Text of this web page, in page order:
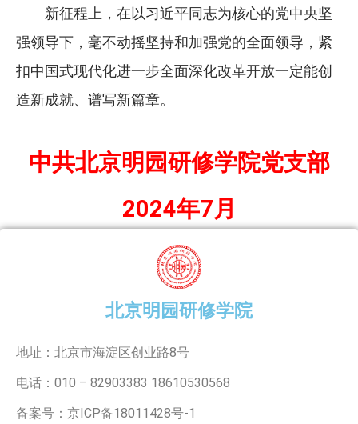
新征程上，在以习近平同志为核心的党中央坚
强领导下，毫不动摇坚持和加强党的全面领导，紧
扣中国式现代化进一步全面深化改革开放一定能创
造新成就、谱写新篇章。
中共北京明园研修学院党支部
2024年7月
北京明园研修学院
地址：北京市海淀区创业路8号
电话：010 – 82903383 18610530568
备案号：京ICP备18011428号-1